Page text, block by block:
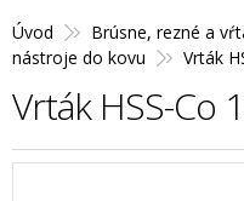
Úvod Brúsne, rezné a
nástroje do kovu
Vrták
Vrták HSS-Co